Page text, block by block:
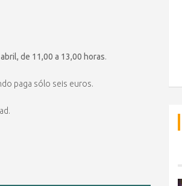
de 11,00 a 13,00 horas.
paga sólo seis euros.